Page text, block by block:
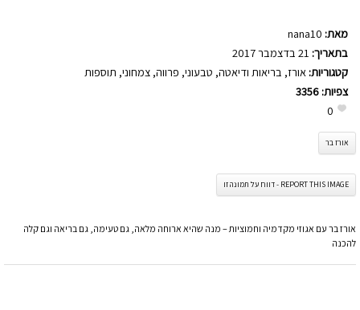
מאת: nana10
בתאריך:
קטגוריות: אורז, בריאות ודיאטה, טבעוני, פרווה, צמחוני, תוספות
צפיות: 3356
0
אורז בר
REPORT THIS IMAGE - דווח על תמונה זו
אורז בר עם אגוזי מקדמיה וחמוציות – מנה שהיא ארוחה מלאה, גם טעימה, גם בריאה וגם קלה
להכנה